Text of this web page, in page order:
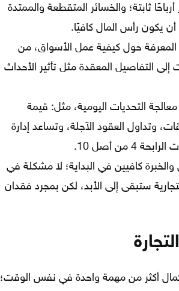
ثابتة؛ والخسائر المتقطعة والممتدة
يكون رأس المال كافيًا.
المعرفة حول كيفية عمل الأسواق، من
التفاصيل المعقدة مثل تأثير الأحداث
التحديات اليومية، مثل: قيمة
وتداول العقود الآجلة، وتساعد إدارة
من أصل 10.
والخبرة كافيين في البداية؛ لا مشكلة في
ستبقى إلى الأبد، لكن بمجرد فقدان
أكثر من مهمة واحدة في نفس الوقت؛